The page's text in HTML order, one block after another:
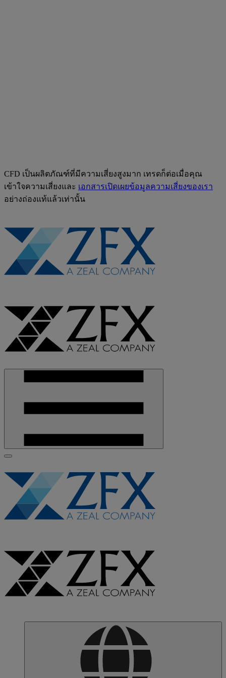
CFD เป็นผลิตภัณฑ์ที่มีความเสี่ยงสูงมาก เทรดก็ต่อเมื่อคุณ
เข้าใจความเสี่ยงและ เอกสารเปิดเผยข้อมูลความเสี่ยงของเรา
อย่างถ่องแท้แล้วเท่านั้น